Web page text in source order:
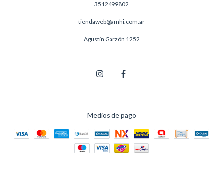
3512499802
tiendaweb@amhi.com.ar
Agustín Garzón 1252
Medios de pago